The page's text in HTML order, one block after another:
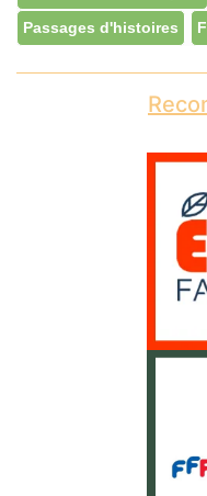
Passages d'histoires